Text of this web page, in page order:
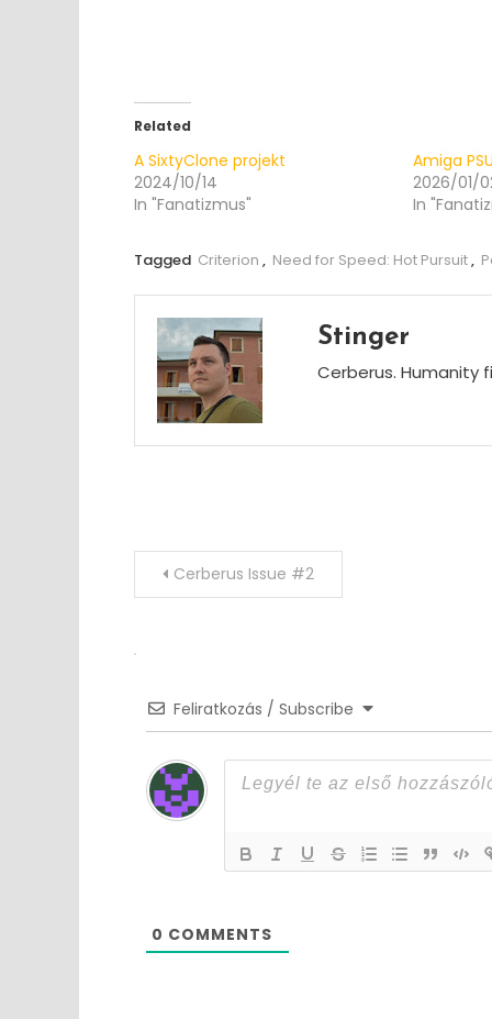
Related
A SixtyClone projekt
2024/10/14
In "Fanatizmus"
Amiga
2026/01/
In
Tagged Criterion , Need for Speed: Hot Pursuit,
Stinger
Cerberus. Humanity
PostCerberus Issue #2
Feliratkozás / Subscribe
0 COMMENTS